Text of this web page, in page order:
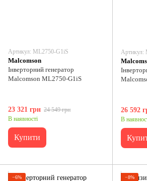
Артикул: ML2750-G1iS
Malcomson
Інверторний генератор
Malcomson ML2750-G1iS
23 321 грн 24 549 грн
В наявності
Купити
Артикул:
26 592
В
−6%
−8%